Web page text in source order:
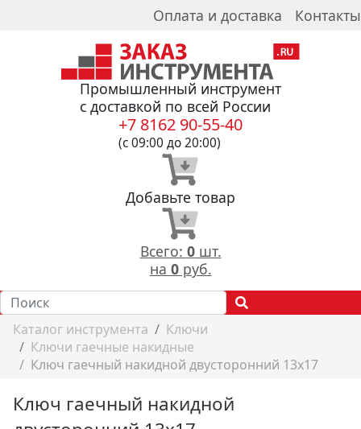
Оплата и доставка Контакты
Промышленный инструмент
с доставкой по всей России
+7 8162 90-55-40
(с 09:00 до 20:00)
Добавьте товар
Всего: 0шт.
на 0руб.
Каталог инструмента
Ключи
Ключи гаечные накидные
Ключ гаечный накидной двусторонний 13х17
Ключ гаечный накидной